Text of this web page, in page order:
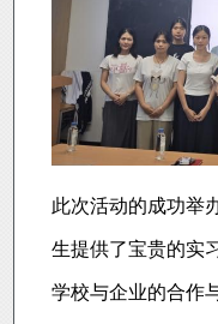
此次活动的成功举
生提供了宝贵的实
学校与企业的合作